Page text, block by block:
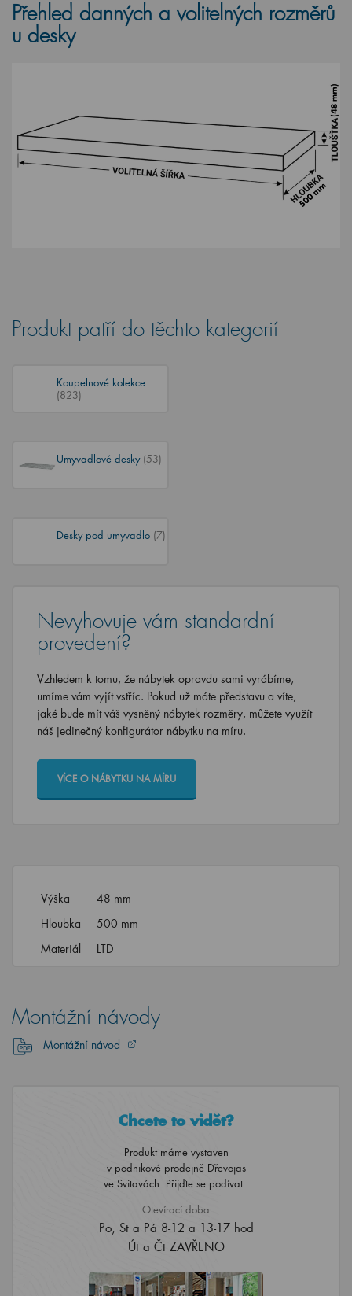
Přehled danných a volitelných rozměrů
u desky
Produkt patří do těchto kategorií
Koupelnové kolekce
(823)
Umyvadlové desky (53)
Desky pod umyvadlo (7)
Nevyhovuje vám standardní
provedení?
Vzhledem k tomu, že nábytek opravdu sami vyrábíme,
umíme vám vyjít vstříc. Pokud už máte představu a víte,
jaké bude mít váš vysněný nábytek rozměry, můžete využít
náš jedinečný konfigurátor nábytku na míru.
VÍCE O NÁBYTKU NA MÍRU
Výška
48 mm
Hloubka
500 mm
Materiál
LTD
Montážní návody
Montážní návod
Chcete to vidět?
Produkt máme vystaven
v podnikové prodejně Dřevojas
ve Svitavách. Přijďte se podívat..
Otevírací doba
Po, St a Pá 8-12 a 13-17 hod
Út a Čt ZAVŘENO